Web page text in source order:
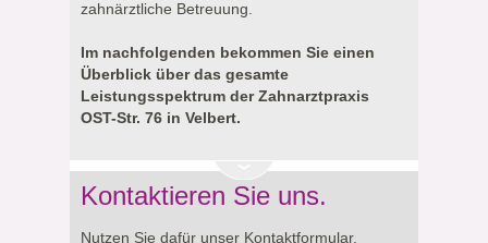
zahnärztliche Betreuung.
Im nachfolgenden bekommen Sie einen
Überblick über das gesamte
Leistungsspektrum der Zahnarztpraxis
OST-Str. 76 in Velbert.
Kontaktieren Sie uns.
Nutzen Sie dafür unser Kontaktformular.